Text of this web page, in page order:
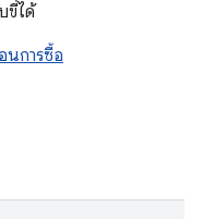
ขี่ได้
การซื้อ